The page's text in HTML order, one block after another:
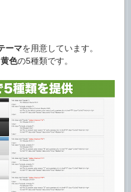
ーマを用意しています。
色の5種類です。